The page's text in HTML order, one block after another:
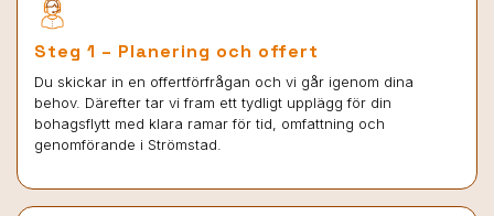
Steg 1 – Planering och offert
Du skickar in en offertförfrågan och vi går igenom dina
behov. Därefter tar vi fram ett tydligt upplägg för din
bohagsflytt med klara ramar för tid, omfattning och
genomförande i Strömstad.